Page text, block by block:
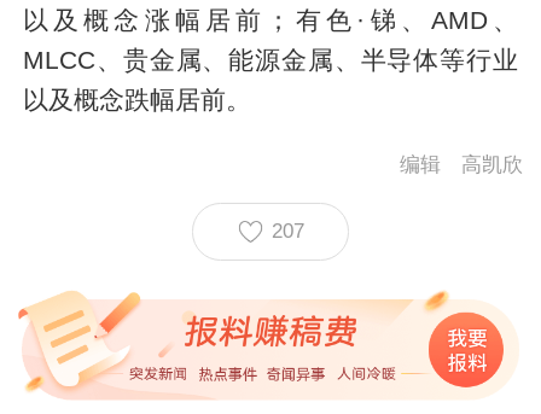
以及概念涨幅居前；有色·锑、AMD、
MLCC、贵金属、能源金属、半导体等行业
以及概念跌幅居前。
编辑 高凯欣
207